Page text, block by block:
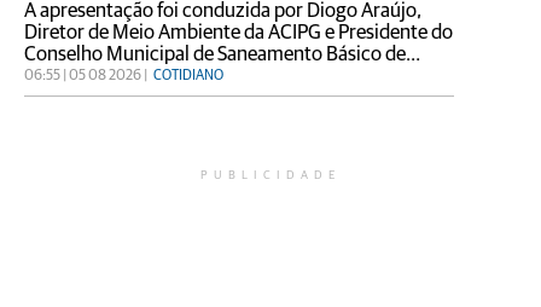
A apresentação foi conduzida por Diogo Araújo,
Diretor de Meio Ambiente da ACIPG e Presidente do
Conselho Municipal de Saneamento Básico de
Ponta Grossa (CMSB), com participação de Allan
Henrique de Araújo, Diretor do Departamento de
06:55 | 05 08 2026 | COTIDIANO
PUBLICIDADE